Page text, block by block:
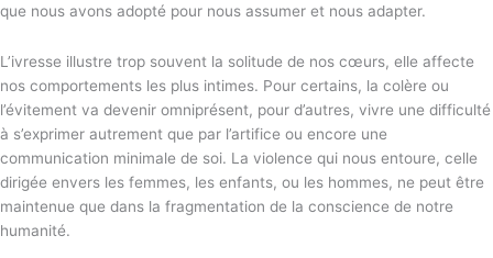
que nous avons adopté pour nous assumer et nous adapter.
L’ivresse illustre trop souvent la solitude de nos cœurs, elle affecte
nos comportements les plus intimes. Pour certains, la colère ou
l’évitement va devenir omniprésent, pour d’autres, vivre une difficulté
à s’exprimer autrement que par l’artifice ou encore une
communication minimale de soi. La violence qui nous entoure, celle
dirigée envers les femmes, les enfants, ou les hommes, ne peut être
maintenue que dans la fragmentation de la conscience de notre
humanité.